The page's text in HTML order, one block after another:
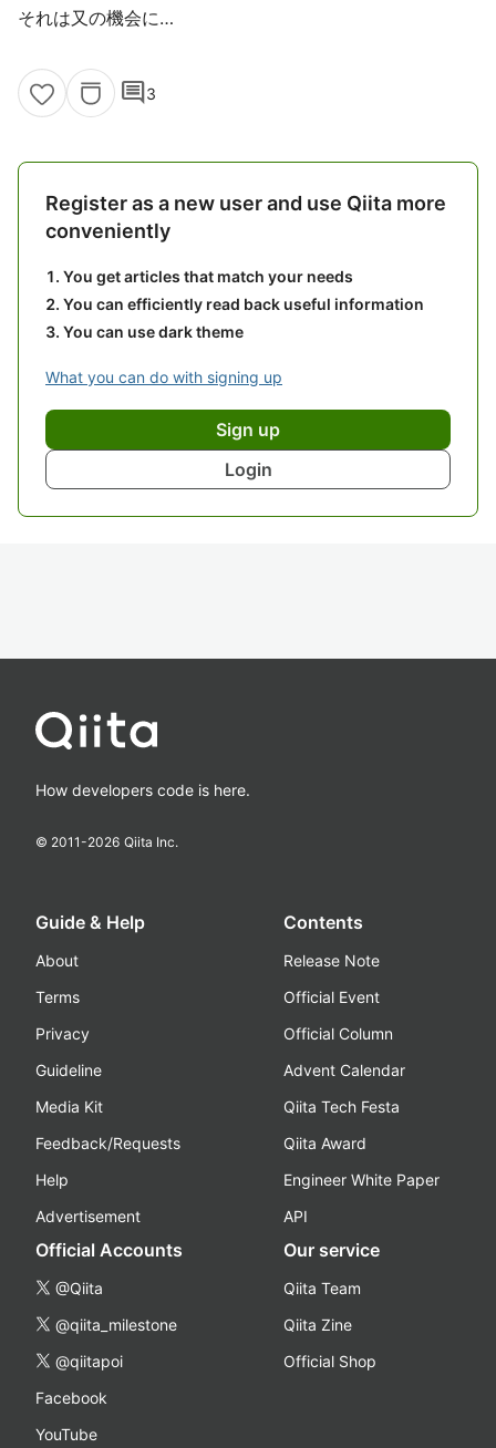
それは又の機会に…
comment3
Register as a new user and use Qiita more
conveniently
You get articles that match your needs
You can efficiently read back useful information
You can use dark theme
What you can do with signing up
Sign up
Login
How developers code is here.
© 2011-2026 Qiita Inc.
Guide & Help
About
Terms
Privacy
Guideline
Media Kit
Feedback/Requests
Help
Advertisement
Contents
Release Note
Official Event
Official Column
Advent Calendar
Qiita Tech Festa
Qiita Award
Engineer White Paper
API
Official Accounts
@Qiita
@qiita_milestone
@qiitapoi
Facebook
YouTube
Our service
Qiita Team
Qiita Zine
Official Shop